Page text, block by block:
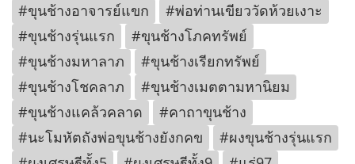
#ขุนช้างอาจารย์แขก
#พ่อท่านเขียววัดห้วยเงาะ
#ขุนช้างรุ่นแรก
#ขุนช้างโภคทรัพย์
#ขุนช้างมหาลาภ
#ขุนช้างเรียกทรัพย์
#ขุนช้างโชคลาภ
#ขุนช้างเมตตามหานิยม
#ขุนช้างแคล้วคลาด
#คาถาขุนช้าง
#นะโมหัตถังพ่อขุนช้างยังกคข
#ผงขุนช้างรุ่นแรก